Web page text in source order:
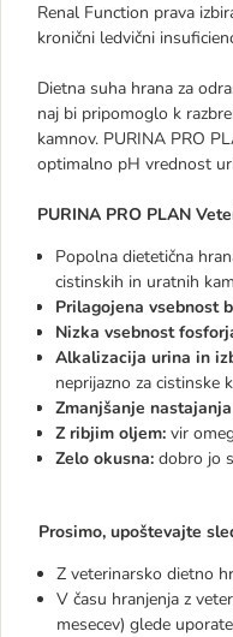
Renal Function prava
kronični ledvični
Dietna suha hrana za
naj bi pripomoglo k
kamnov. PURINA PRO
optimalno pH vrednost
PURINA PRO PLAN
Popolna dietetična
cistinskih in uratnih
Prilagojena vsebnost
Nizka vsebnost
Alkalizacija urina in
neprijazno za cistinske
Zmanjšanje
Z ribjim oljem: vir
Zelo okusna: dobro jo
Prosimo, upoštevajte
Z veterinarsko dietno
V času hranjenja z
mesecev) glede